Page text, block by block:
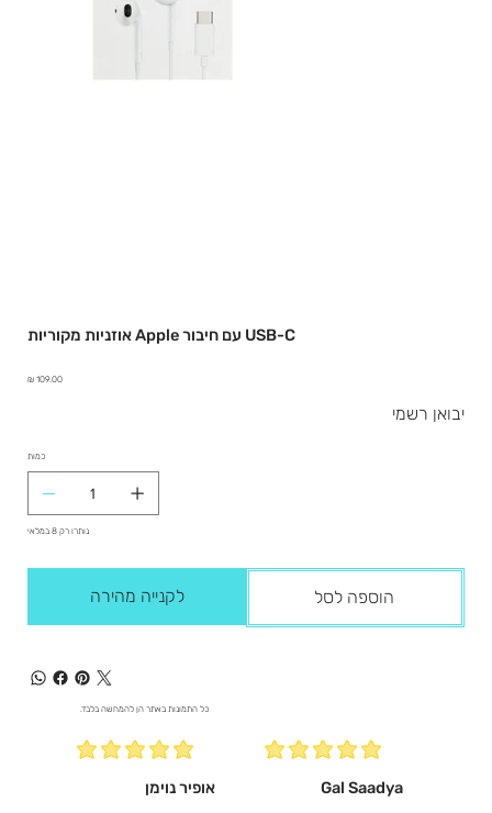
אוזניות מקוריות Apple עם חיבור USB-C
מחיר ‏109.00 ‏₪
יבואן רשמי
כמות
נותרו רק 8 במלאי
הוספה לסל לקנייה מהירה
כל התמונות באתר הן להמחשה בלבד.
אופיר נוימן Gal Saadya